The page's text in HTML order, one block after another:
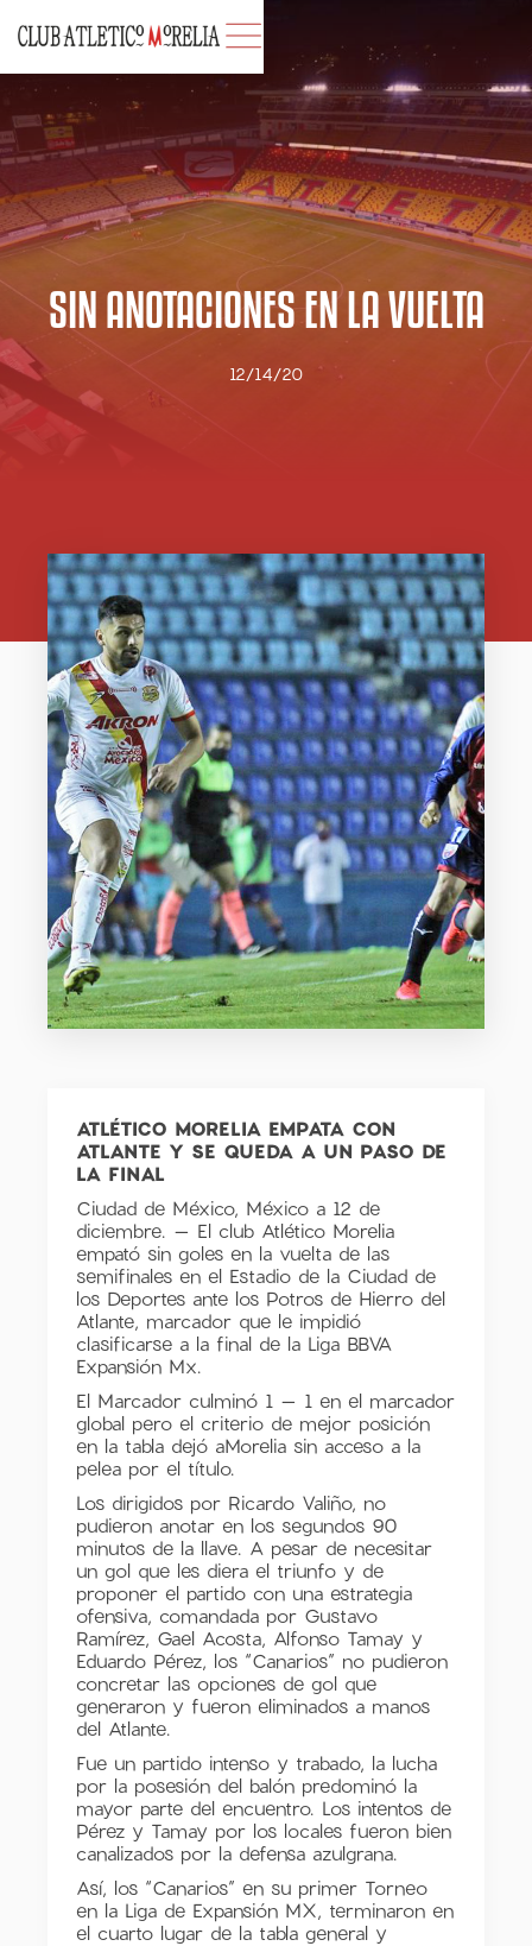
SIN ANOTACIONES EN LA VUELTA
12/14/20
ATLÉTICO MORELIA EMPATA CON
ATLANTE Y SE QUEDA A UN PASO DE
LA FINAL
Ciudad de México, México a 12 de
diciembre. – El club Atlético Morelia
empató sin goles en la vuelta de las
semifinales en el Estadio de la Ciudad de
los Deportes ante los Potros de Hierro del
Atlante, marcador que le impidió
clasificarse a la final de la Liga BBVA
Expansión Mx.
El Marcador culminó 1 – 1 en el marcador
global pero el criterio de mejor posición
en la tabla dejó aMorelia sin acceso a la
pelea por el título.
Los dirigidos por Ricardo Valiño, no
pudieron anotar en los segundos 90
minutos de la llave. A pesar de necesitar
un gol que les diera el triunfo y de
proponer el partido con una estrategia
ofensiva, comandada por Gustavo
Ramírez, Gael Acosta, Alfonso Tamay y
Eduardo Pérez, los “Canarios” no pudieron
concretar las opciones de gol que
generaron y fueron eliminados a manos
del Atlante.
Fue un partido intenso y trabado, la lucha
por la posesión del balón predominó la
mayor parte del encuentro. Los intentos de
Pérez y Tamay por los locales fueron bien
canalizados por la defensa azulgrana.
Así, los “Canarios” en su primer Torneo
en la Liga de Expansión MX, terminaron en
el cuarto lugar de la tabla general y